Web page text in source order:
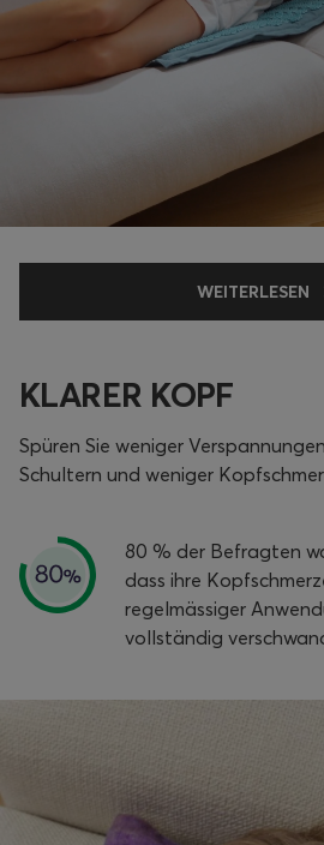
WEITERLESEN
KLARER KOPF
Spüren Sie weniger
Schultern und weniger
80 % der Befragten
dass ihre
regelmässiger
vollständig